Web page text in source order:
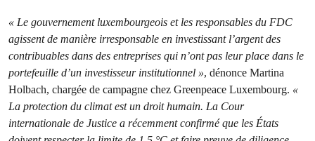
« Le gouvernement luxembourgeois et les responsables du FDC
agissent de manière irresponsable en investissant l’argent des
contribuables dans des entreprises qui n’ont pas leur place dans le
portefeuille d’un investisseur institutionnel », dénonce Martina
Holbach, chargée de campagne chez Greenpeace Luxembourg. «
La protection du climat est un droit humain. La Cour
internationale de Justice a récemment confirmé que les États